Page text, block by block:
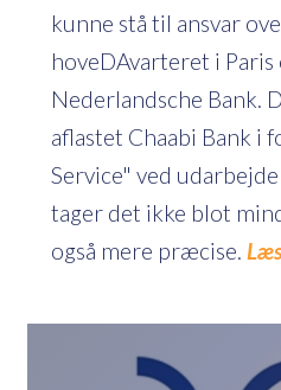
kunne stå til ansvar
hoveDAvarteret i Paris
Nederlandsche Bank.
aflastet Chaabi Bank i
Service" ved
tager det ikke blot
også mere præcise.